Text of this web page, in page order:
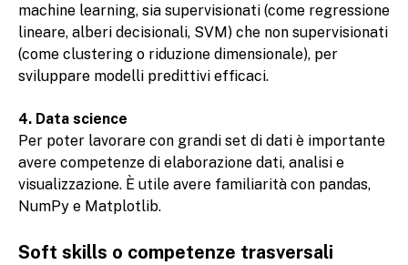
machine learning, sia supervisionati (come regressione
lineare, alberi decisionali, SVM) che non supervisionati
(come clustering o riduzione dimensionale), per
sviluppare modelli predittivi efficaci.
4. Data science
Per poter lavorare con grandi set di dati è importante
avere competenze di elaborazione dati, analisi e
visualizzazione. È utile avere familiarità con pandas,
NumPy e Matplotlib.
Soft skills o competenze trasversali